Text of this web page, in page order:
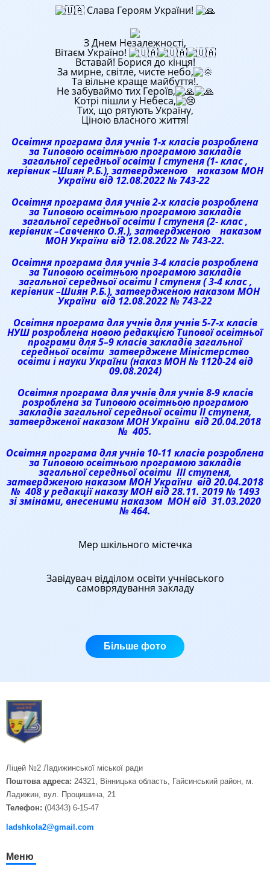
Слава Героям України!
З Днем Незалежності,
Вітаєм Україно!
Вставай! Борися до кінця!
За мирне, світле, чисте небо,
Та вільне краще майбуття!.
Незабуваймо тих Героїв,
Котрі пішли у Небеса,
Тих, що рятують Україну,
Ціною власного життя!
Освітня програма для учнів 1-х класів розроблена
за Типовою освітньою програмою закладів
загальної середньої освіти І ступеня (1- клас ,
керівник –Шиян Р.Б.), затвердженою наказом МОН
України від 12.08.2022 № 743-22
Освітня програма для учнів 2-х класів розроблена
за Типовою освітньою програмою закладів
загальної середньої освіти І ступеня (2- клас ,
керівник –Савченко О.Я.), затвердженою наказом
МОН України від 12.08.2022 № 743-22.
Освітня програма для учнів 3-4 класів розроблена
за Типовою освітньою програмою закладів
загальної середньої освіти І ступеня ( 3-4 клас ,
керівник –Шиян Р.Б.), затвердженою наказом МОН
України від 12.08.2022 № 743-22
Освітня програма для учнів для учнів 5-7-х класів
НУШ розроблена новою редакцією Типової освітньої
програми для 5–9 класів закладів загальної
середньої освіти затверджене Міністерство
освіти і науки України (наказ МОН № 1120-24 від
09.08.2024)
Освітня програма для учнів для учнів 8-9 класів
розроблена за Типовою освітньою програмою
закладів загальної середньої освіти ІІ ступеня,
затвердженої наказом МОН України від 20.04.2018
№ 405.
Освітня програма для учнів 10-11 класів розроблена
за Типовою освітньою програмою закладів
загальної середньої освіти ІІІ ступеня,
затвердженою наказом МОН України від 20.04.2018
№ 408 у редакції наказу МОН від 28.11. 2019 № 1493
зі змінами, внесеними наказом МОН від 31.03.2020
№ 464.
Мер шкільного містечка
Завідувач відділом освіти учнівського
самоврядування закладу
Більше фото
Ліцей №2 Ладижинської міської ради
Поштова адреса: 24321, Вінницька область, Гайсинський район, м.
Ладижин, вул. Процишина, 21
Телефон: (04343) 6-15-47
ladshkola2@gmail.com
Меню